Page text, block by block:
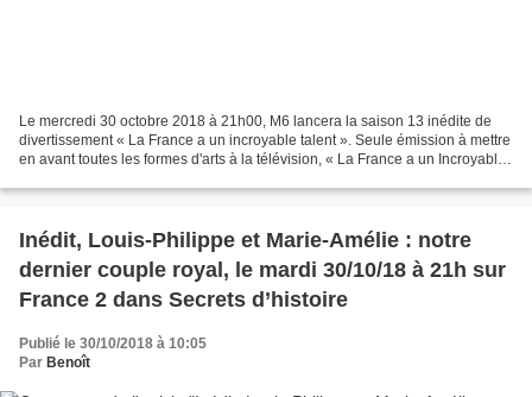
Le mercredi 30 octobre 2018 à 21h00, M6 lancera la saison 13 inédite de
divertissement « La France a un incroyable talent ». Seule émission à mettre
en avant toutes les formes d'arts à la télévision, « La France a un Incroyable
Inédit, Louis-Philippe et Marie-Amélie : notre
dernier couple royal, le mardi 30/10/18 à 21h sur
France 2 dans Secrets d’histoire
Publié le 30/10/2018 à 10:05
Par Benoît